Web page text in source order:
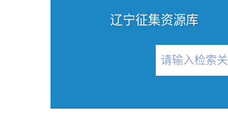
辽宁征集资源库